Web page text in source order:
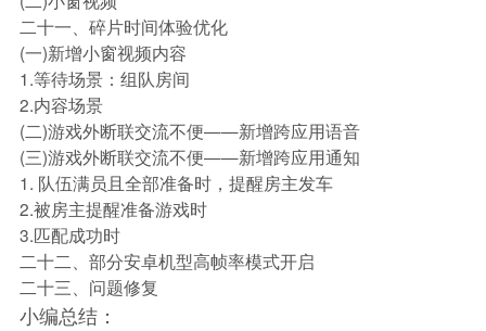
二十一、碎片时间体验优化
(一)新增小窗视频内容
1.等待场景：组队房间
2.内容场景
(二)游戏外断联交流不便——新增跨应用语音
(三)游戏外断联交流不便——新增跨应用通知
1. 队伍满员且全部准备时，提醒房主发车
2.被房主提醒准备游戏时
3.匹配成功时
二十二、部分安卓机型高帧率模式开启
二十三、问题修复
小编总结：